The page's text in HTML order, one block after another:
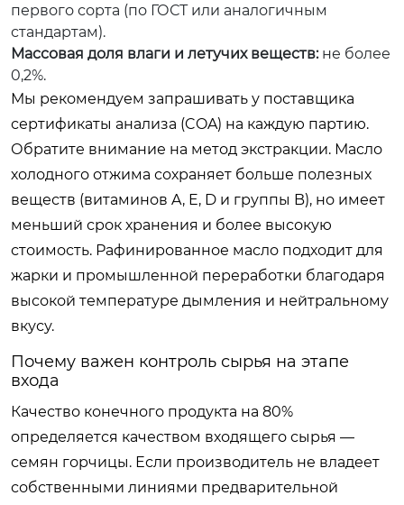
первого сорта (по ГОСТ или аналогичным
стандартам).
Массовая доля влаги и летучих веществ:не более
0,2%.
Мы рекомендуем запрашивать у поставщика
сертификаты анализа (COA) на каждую партию.
Обратите внимание на метод экстракции. Масло
холодного отжима сохраняет больше полезных
веществ (витаминов A, E, D и группы B), но имеет
меньший срок хранения и более высокую
стоимость. Рафинированное масло подходит для
жарки и промышленной переработки благодаря
высокой температуре дымления и нейтральному
вкусу.
Почему важен контроль сырья на этапе
входа
Качество конечного продукта на 80%
определяется качеством входящего сырья —
семян горчицы. Если производитель не владеет
собственными линиями предварительной